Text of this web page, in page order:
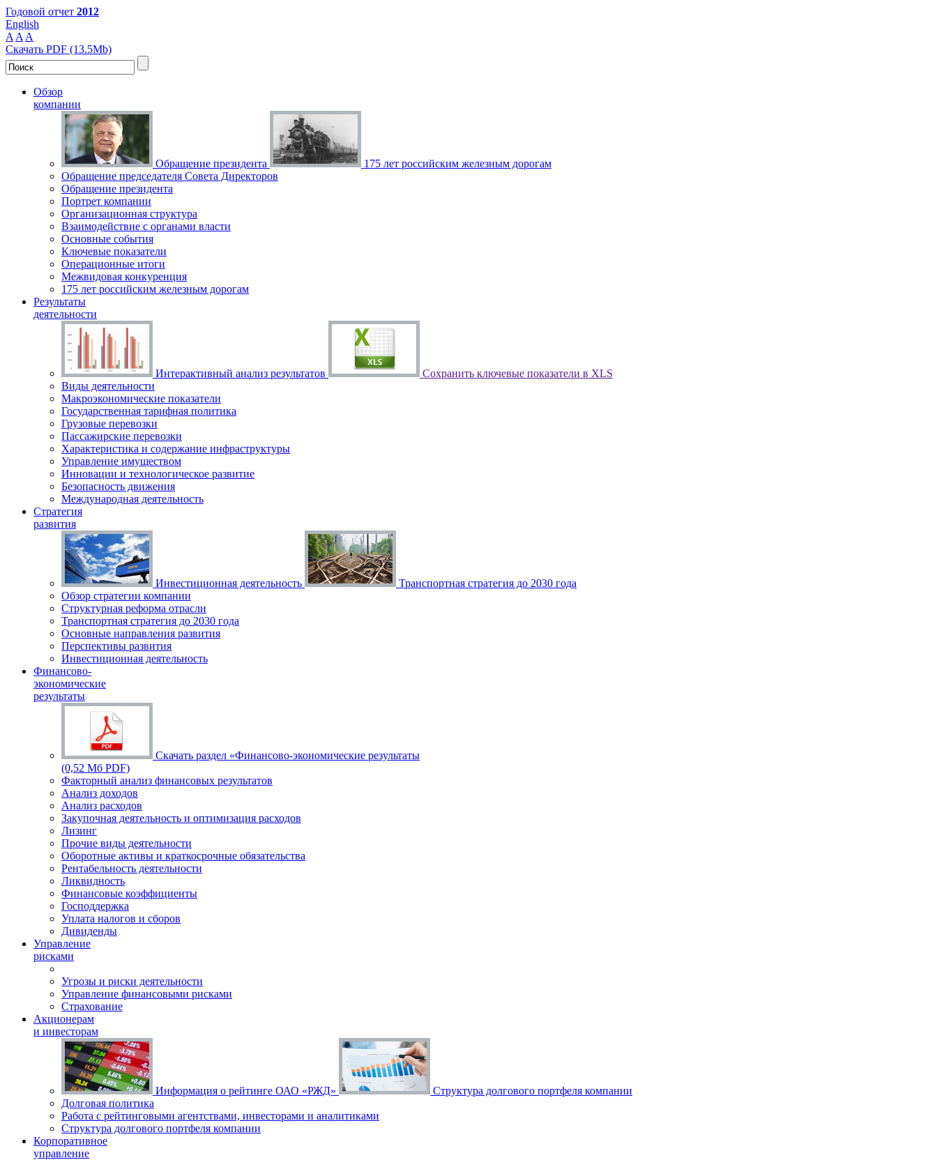
Годовой отчет 2012
English
A A A
Скачать PDF (13.5Mb)
Обзор
компании
Обращение президента
175 лет российским железным дорогам
Обращение председателя Совета Директоров
Обращение президента
Портрет компании
Организационная структура
Взаимодействие с органами власти
Основные события
Ключевые показатели
Операционные итоги
Межвидовая конкуренция
175 лет российским железным дорогам
Результаты
деятельности
Интерактивный анализ результатов
Сохранить ключевые показатели в XLS
Виды деятельности
Макроэкономические показатели
Государственная тарифная политика
Грузовые перевозки
Пассажирские перевозки
Характеристика и содержание инфраструктуры
Управление имуществом
Инновации и технологическое развитие
Безопасность движения
Международная деятельность
Стратегия
развития
Инвестиционная деятельность
Транспортная стратегия до 2030 года
Обзор стратегии компании
Структурная реформа отрасли
Транспортная стратегия до 2030 года
Основные направления развития
Перспективы развития
Инвестиционная деятельность
Финансово-
экономические
результаты
Скачать раздел «Финансово-экономические результаты
(0,52 Мб PDF)
Факторный анализ финансовых результатов
Анализ доходов
Анализ расходов
Закупочная деятельность и оптимизация расходов
Лизинг
Прочие виды деятельности
Оборотные активы и краткосрочные обязательства
Рентабельность деятельности
Ликвидность
Финансовые коэффициенты
Господдержка
Уплата налогов и сборов
Дивиденды
Управление
рисками
Угрозы и риски деятельности
Управление финансовыми рисками
Страхование
Акционерам
и инвесторам
Информация о рейтинге ОАО «РЖД»
Структура долгового портфеля компании
Долговая политика
Работа с рейтинговыми агентствами, инвесторами и аналитиками
Структура долгового портфеля компании
Корпоративное
управление